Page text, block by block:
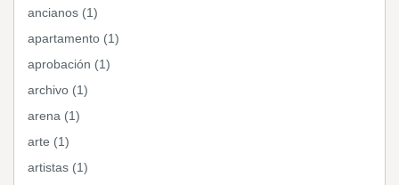
ancianos (1)
apartamento (1)
aprobación (1)
archivo (1)
arena (1)
arte (1)
artistas (1)